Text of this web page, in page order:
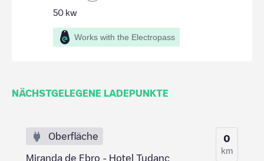
50 kw
Works with the Electropass
NÄCHSTGELEGENE LADEPUNKTE
Oberfläche
Miranda de Ebro - Hotel Tudanc
0
km